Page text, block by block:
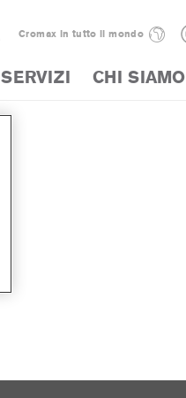
Cromax in tutto il mondo
SERVIZI CHI SIAMO